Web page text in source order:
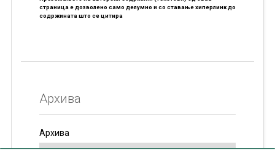
страница е дозволено само делумно и со ставање хиперлинк до
содржината што се цитира
Архива
Архива